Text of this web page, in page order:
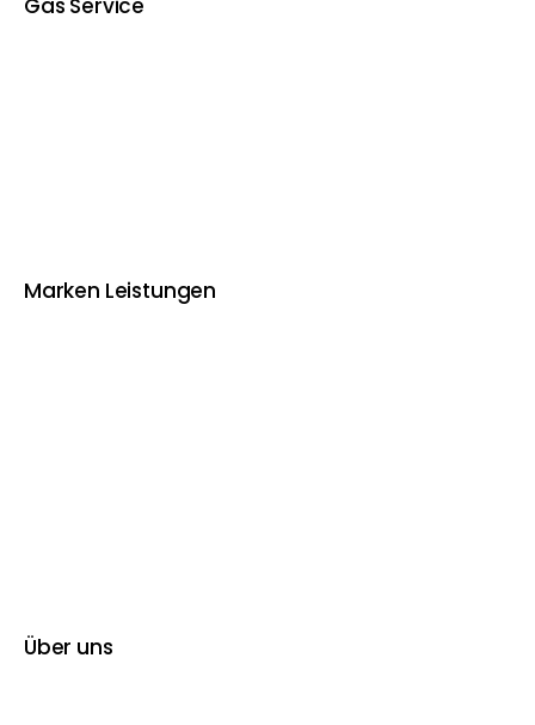
Gas Service
Marken Leistungen
Über uns